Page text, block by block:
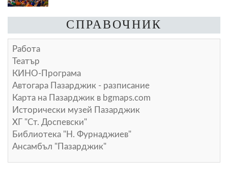
СПРАВОЧНИК
Работа
Театър
КИНО-Програма
Автогара Пазарджик - разписание
Карта на Пазарджик в bgmaps.com
Исторически музей Пазарджик
ХГ "Ст. Доспевски"
Библиотека "Н. Фурнаджиев"
Ансамбъл "Пазарджик"